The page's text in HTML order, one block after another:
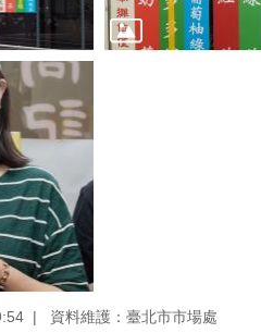
資料維護：臺北市市場處